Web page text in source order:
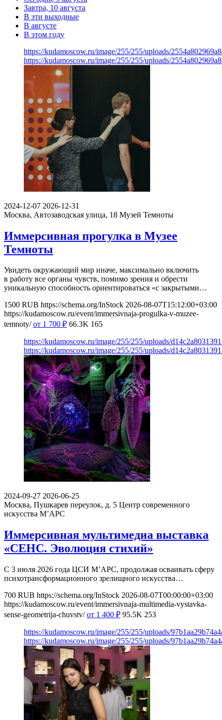
Завтра, 10 августа
В эти выходные
В августе
В этом году
https://kudamoscow.ru/image/255/255/uploads/
https://kudamoscow.ru/image/255/255/uploads/
2024-12-07 2026-12-31
Москва, Автозаводская улица, 18 Музей Темноты
Иммерсивная прогулка в Музее
Темноты
Увидеть окружающий мир иначе, максимально включить
в работу все органы чувств, помимо зрения и обрести
уникальную способность ориентироваться «с закрытыми…
1500 RUB https://schema.org/InStock 2026-08-07T15:12:00+03:00
https://kudamoscow.ru/event/immersivnaja-progulka-v-muzee-
temnoty/ от 1 700 ₽ 66.3K 165
https://kudamoscow.ru/image/255/255/uploads/
https://kudamoscow.ru/image/255/255/uploads/
2024-09-27 2026-06-25
Москва, Пушкарев переулок, д. 5 Центр современного
искусства М’АРС
Иммерсивная мультимедиа выставка
«СЕНС. Эволюция стихий»
С 3 июля 2026 года ЦСИ М’АРС, продолжая осваивать сферу
психотрансформационного зрелищного искусства…
700 RUB https://schema.org/InStock 2026-08-07T00:00:00+03:00
https://kudamoscow.ru/event/immersivnaja-multimedia-vystavka-
sense-geometrija-chuvstv/ от 1 400 ₽ 95.5K 253
https://kudamoscow.ru/image/255/255/uploads/
https://kudamoscow.ru/image/255/255/uploads/